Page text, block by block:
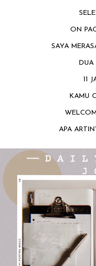
ON
SAYA
DUA
11
KAMU
APA